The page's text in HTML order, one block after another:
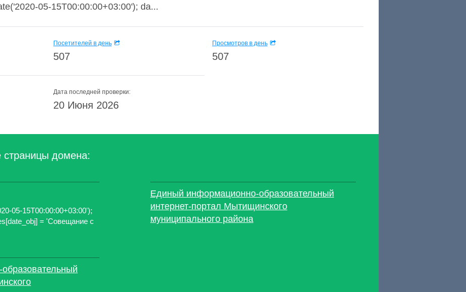
05-15T00:00:00+03:00'); da...
Посетителей в день
507
Просмотров в день
507
Дата последней проверки:
20 Июня 2026
домена:
05-15T00:00:00+03:00');
= 'Совещание с
Единый информационно-образовательный
интернет-портал Мытищинского
муниципального района